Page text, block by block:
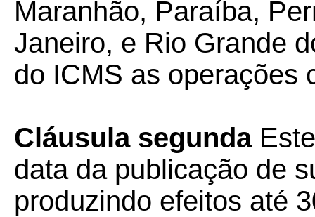
Maranhão, Paraíba,
Janeiro, e Rio Grande
do ICMS as operações
Cláusula segunda
data da publicação de
produzindo efeitos até